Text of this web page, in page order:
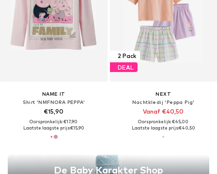
NAME IT
Shirt 'NMFNORA PEPPA'
€15,90
Oorspronkelijk: €17,90
Laatste laagste prijs:€15,90
De Baby Karakter Shop
2 Pack
DEAL
NEXT
Nachtkledij 'Peppa Pig'
Vanaf €40,50
Oorspronkelijk: €45,00
Laatste laagste prijs:€40,50